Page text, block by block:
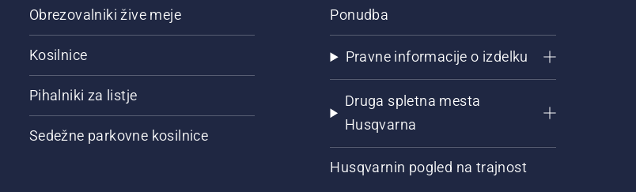
Obrezovalniki žive meje
Kosilnice
Pihalniki za listje
Sedežne parkovne kosilnice
Ponudba
Pravne informacije o izdelku
Druga spletna mesta
Husqvarna
Husqvarnin pogled na trajnost